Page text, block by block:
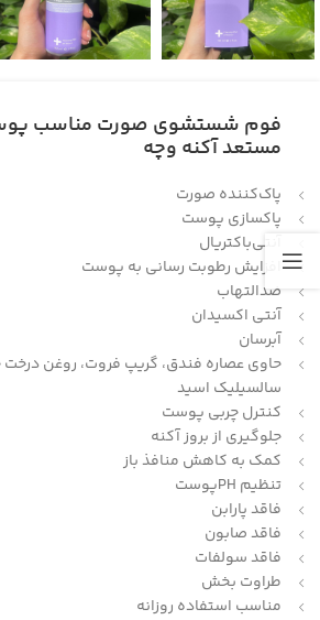
فوم شستشوی صورت مناسب
مستعد آکنه وچه
پاک‌کننده صورت
پاکسازی پوست
آنتی‌باکتریال
افزایش رطوبت رسانی به پوست
ضدالتهاب
آنتی اکسیدان
آبرسان
حاوی عصاره فندق، گریپ فروت، روغن
سالسیلیک اسید
کنترل چربی پوست
جلوگیری از بروز آکنه
کمک به کاهش منافذ باز
تنظیم PHپوست
فاقد پارابن
فاقد صابون
فاقد سولفات
طراوت بخش
مناسب استفاده روزانه